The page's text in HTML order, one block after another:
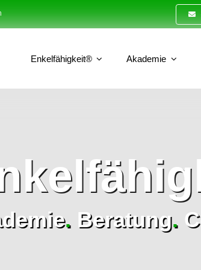
Enkelfähigkeit® Akademie
.Beratung.